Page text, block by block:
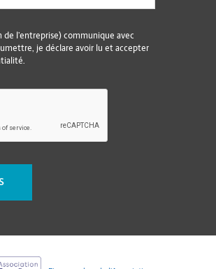
de l’entreprise) communique avec
je déclare avoir lu et accepter